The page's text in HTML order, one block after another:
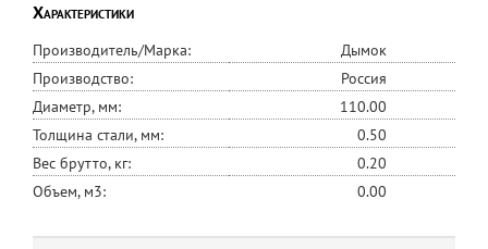
Характеристики
Производитель/Марка:
Дымок
Производство:
Россия
Диаметр, мм:
110.00
Толщина стали, мм:
0.50
Вес брутто, кг:
0.20
Объем, м3:
0.00